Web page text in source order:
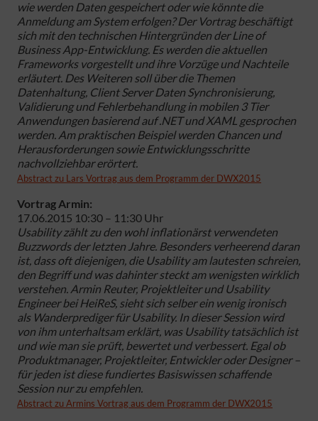
wie werden Daten gespeichert oder wie könnte die
Anmeldung am System erfolgen? Der Vortrag beschäftigt
sich mit den technischen Hintergründen der Line of
Business App-Entwicklung. Es werden die aktuellen
Frameworks vorgestellt und ihre Vorzüge und Nachteile
erläutert. Des Weiteren soll über die Themen
Datenhaltung, Client Server Daten Synchronisierung,
Validierung und Fehlerbehandlung in mobilen 3 Tier
Anwendungen basierend auf .NET und XAML gesprochen
werden. Am praktischen Beispiel werden Chancen und
Herausforderungen sowie Entwicklungsschritte
nachvollziehbar erörtert.
Abstract zu Lars Vortrag aus dem Programm der DWX2015
Vortrag Armin:
17.06.2015 10:30 – 11:30 Uhr
Usability zählt zu den wohl inflationärst verwendeten
Buzzwords der letzten Jahre. Besonders verheerend daran
ist, dass oft diejenigen, die Usability am lautesten schreien,
den Begriff und was dahinter steckt am wenigsten wirklich
verstehen. Armin Reuter, Projektleiter und Usability
Engineer bei HeiReS, sieht sich selber ein wenig ironisch
als Wanderprediger für Usability. In dieser Session wird
von ihm unterhaltsam erklärt, was Usability tatsächlich ist
und wie man sie prüft, bewertet und verbessert. Egal ob
Produktmanager, Projektleiter, Entwickler oder Designer –
für jeden ist diese fundiertes Basiswissen schaffende
Session nur zu empfehlen.
Abstract zu Armins Vortrag aus dem Programm der DWX2015